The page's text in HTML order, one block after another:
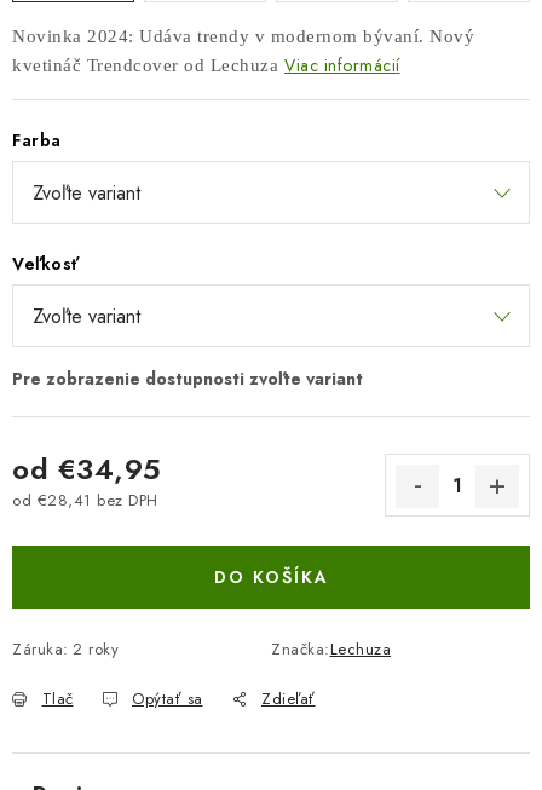
Novinka 2024: Udáva trendy v modernom bývaní. Nový
kvetináč Trendcover od Lechuza Viac informácií
Farba
Veľkosť
od €34,95
od €28,41 bez DPH
DO KOŠÍKA
Záruka: 2 roky Značka:Lechuza
Tlač Opýtať sa Zdieľať